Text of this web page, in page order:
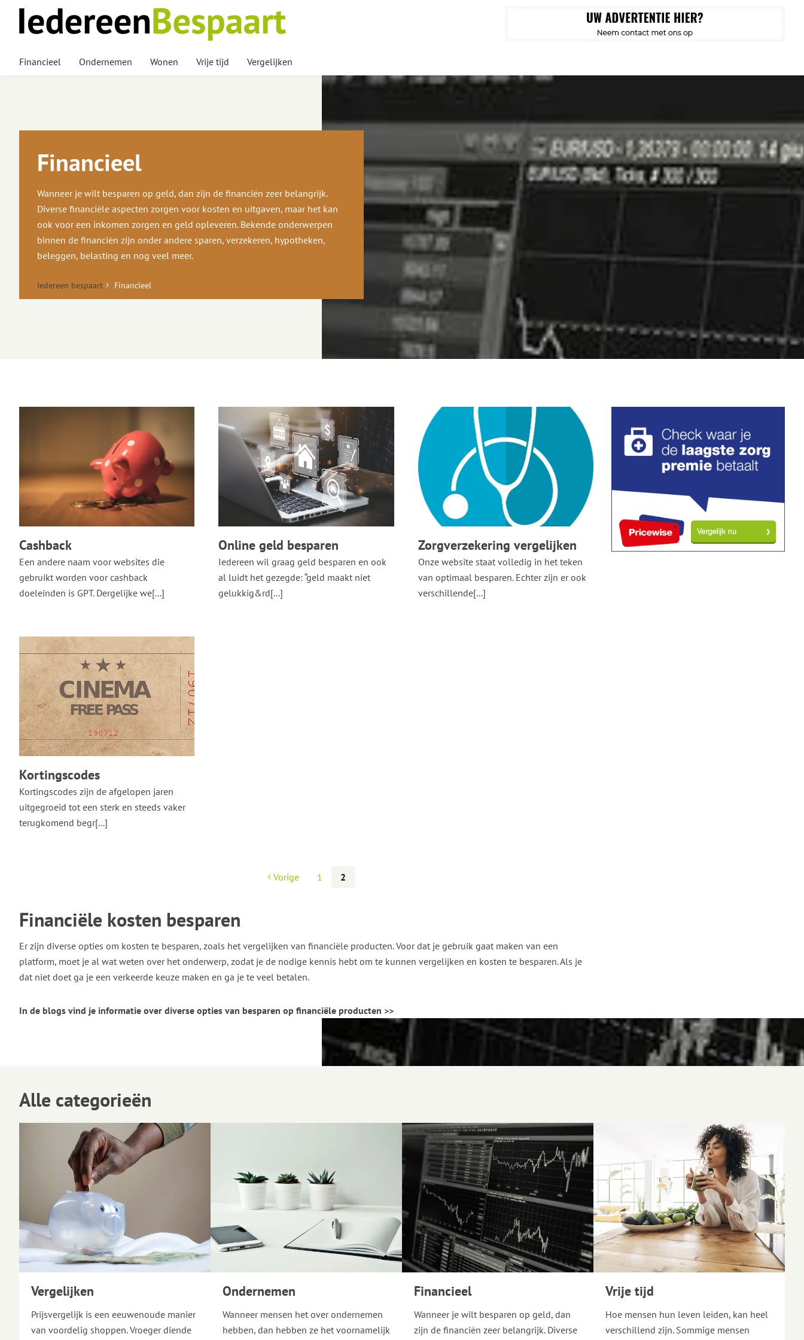
Financieel Ondernemen Wonen Vrije tijd Vergelijken
Financieel
Wanneer je wilt besparen op geld, dan zijn de financiën zeer belangrijk.
Diverse financiële aspecten zorgen voor kosten en uitgaven, maar het kan
ook voor een inkomen zorgen en geld opleveren. Bekende onderwerpen
binnen de financiën zijn onder andere sparen, verzekeren, hypotheken,
beleggen, belasting en nog veel meer.
Iedereen bespaart Financieel
Cashback
Een andere naam voor websites die
gebruikt worden voor cashback
doeleinden is GPT. Dergelijke we[...]
Online geld besparen
Iedereen wil graag geld besparen en ook
al luidt het gezegde: “geld maakt niet
gelukkig&rd[...]
Zorgverzekering vergelijken
Onze website staat volledig in het teken
van optimaal besparen. Echter zijn er ook
verschillende[...]
Kortingscodes
Kortingscodes zijn de afgelopen jaren
uitgegroeid tot een sterk en steeds vaker
terugkomend begr[...]
Vorige 1 2
Financiële kosten besparen
Er zijn diverse opties om kosten te besparen, zoals het vergelijken van financiële producten. Voor dat je gebruik gaat maken van een
platform, moet je al wat weten over het onderwerp, zodat je de nodige kennis hebt om te kunnen vergelijken en kosten te besparen. Als je
dat niet doet ga je een verkeerde keuze maken en ga je te veel betalen.
In de blogs vind je informatie over diverse opties van besparen op financiële producten >>
Alle categorieën
Vergelijken
Prijsvergelijk is een eeuwenoude manier
van voordelig shoppen. Vroeger diende
Ondernemen
Wanneer mensen het over ondernemen
hebben, dan hebben ze het voornamelijk
Financieel
Wanneer je wilt besparen op geld, dan
zijn de financiën zeer belangrijk. Diverse
Vrije tijd
Hoe mensen hun leven leiden, kan heel
verschillend zijn. Sommige mensen